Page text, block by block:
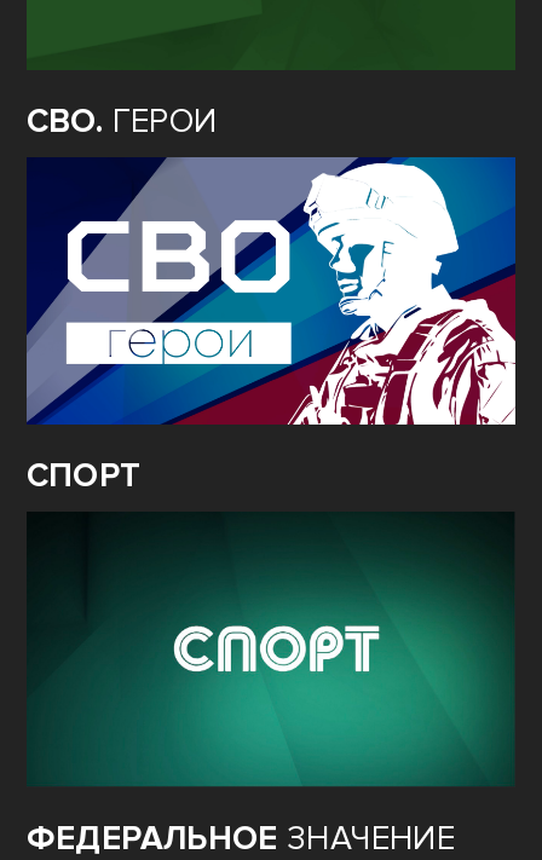
СВО. ГЕРОИ
СПОРТ
ФЕДЕРАЛЬНОЕ ЗНАЧЕНИЕ